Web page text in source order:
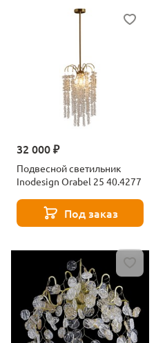
32 000 ₽
Подвесной светильник
Inodesign Orabel 25 40.4277
Под заказ